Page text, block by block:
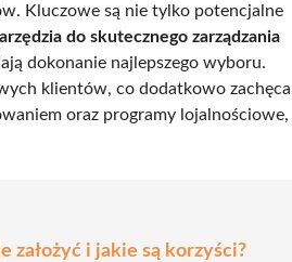
Kluczowe są nie tylko potencjalne
do skutecznego zarządzania
dokonanie najlepszego wyboru.
klientów, co dodatkowo zachęca
oraz programy lojalnościowe,
założyć i jakie są korzyści?